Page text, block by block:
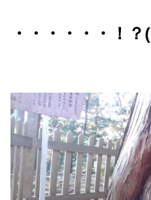
・・・・・・！？